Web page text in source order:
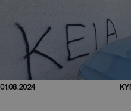
01.08.2024